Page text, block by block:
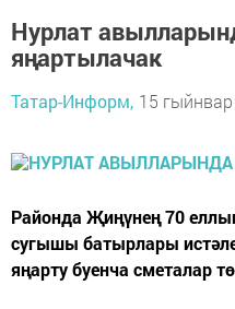
Нурлат
яңартылачак
Татар-Информ, 15
Районда Җиңүнең 70
сугышы батырлары
яңарту буенча сметалар